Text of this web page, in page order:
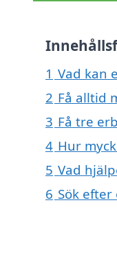
1 Vad kan
2 Få alltid
3 Få tre
4 Hur
5 Vad
6 Sök